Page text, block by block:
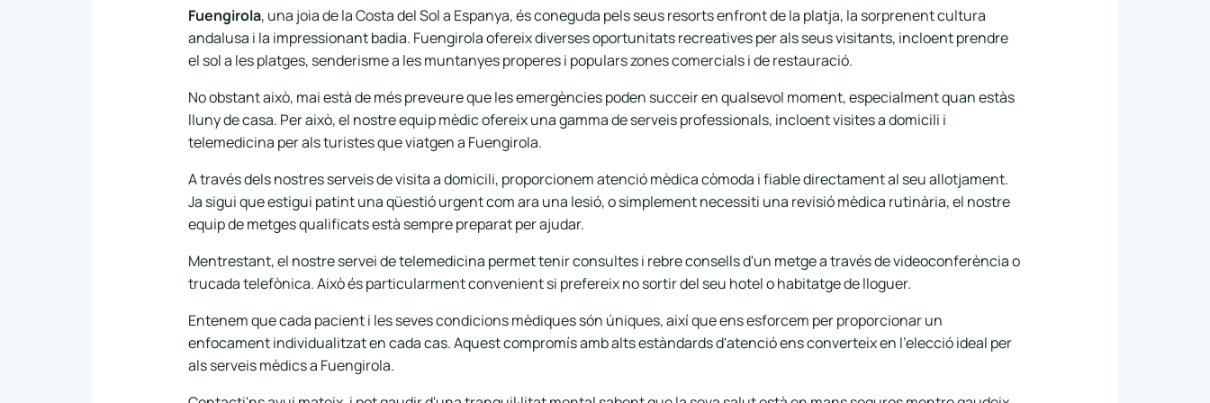
Fuengirola, una joia de la Costa del Sol a Espanya, és coneguda pels seus resorts enfront de la platja, la sorprenent cultura
andalusa i la impressionant badia. Fuengirola ofereix diverses oportunitats recreatives per als seus visitants, incloent prendre
el sol a les platges, senderisme a les muntanyes properes i populars zones comercials i de restauració.
No obstant això, mai està de més preveure que les emergències poden succeir en qualsevol moment, especialment quan estàs
lluny de casa. Per això, el nostre equip mèdic ofereix una gamma de serveis professionals, incloent visites a domicili i
telemedicina per als turistes que viatgen a Fuengirola.
A través dels nostres serveis de visita a domicili, proporcionem atenció mèdica còmoda i fiable directament al seu allotjament.
Ja sigui que estigui patint una qüestió urgent com ara una lesió, o simplement necessiti una revisió mèdica rutinària, el nostre
equip de metges qualificats està sempre preparat per ajudar.
Mentrestant, el nostre servei de telemedicina permet tenir consultes i rebre consells d'un metge a través de videoconferència o
trucada telefònica. Això és particularment convenient si prefereix no sortir del seu hotel o habitatge de lloguer.
Entenem que cada pacient i les seves condicions mèdiques són úniques, així que ens esforcem per proporcionar un
enfocament individualitzat en cada cas. Aquest compromís amb alts estàndards d'atenció ens converteix en l'elecció ideal per
als serveis mèdics a Fuengirola.